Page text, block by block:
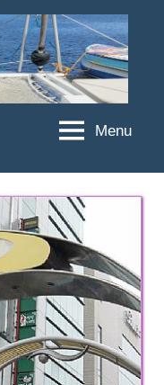
Menu